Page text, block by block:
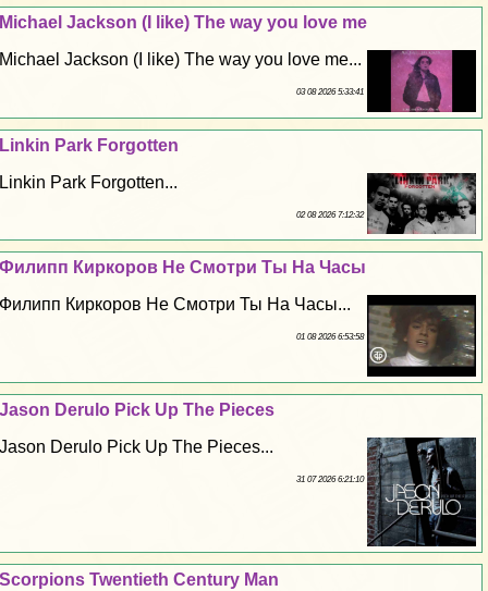
Michael Jackson (I like) The way you love me
Michael Jackson (I like) The way you love me...
03 08 2026 5:33:41
Linkin Park Forgotten
Linkin Park Forgotten...
02 08 2026 7:12:32
Филипп Киркоров Не Смотри Ты На Часы
Филипп Киркоров Не Смотри Ты На Часы...
01 08 2026 6:53:58
Jason Derulo Pick Up The Pieces
Jason Derulo Pick Up The Pieces...
31 07 2026 6:21:10
Scorpions Twentieth Century Man